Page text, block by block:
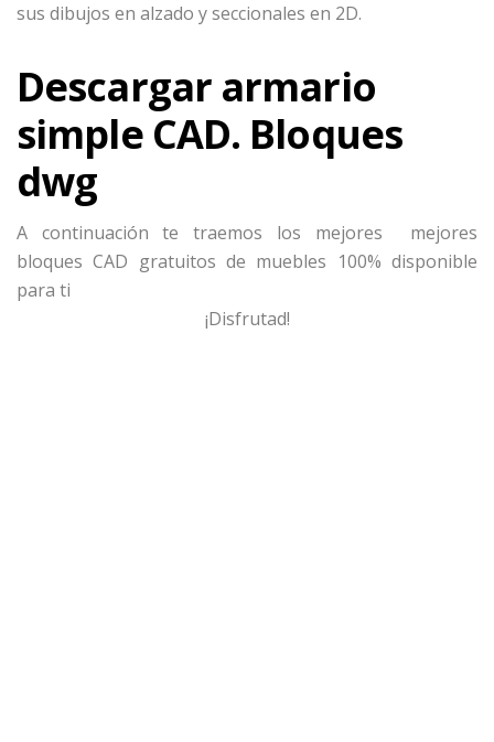
sus dibujos en alzado y seccionales en 2D.
Descargar armario
simple CAD. Bloques
dwg
A continuación te traemos los mejores mejores
bloques CAD gratuitos de muebles 100% disponible
para ti
¡Disfrutad!